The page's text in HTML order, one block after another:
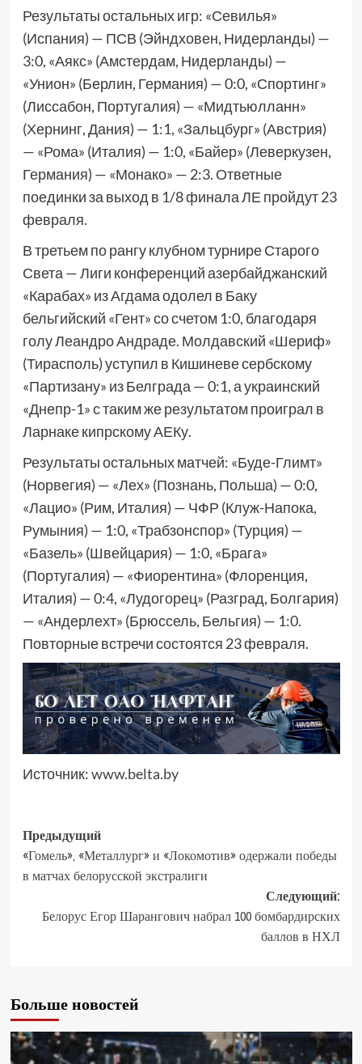
Результаты остальных игр: «Севилья»
(Испания) — ПСВ (Эйндховен, Нидерланды) —
3:0, «Аякс» (Амстердам, Нидерланды) —
«Унион» (Берлин, Германия) — 0:0, «Спортинг»
(Лиссабон, Португалия) — «Мидтьюлланн»
(Хернинг, Дания) — 1:1, «Зальцбург» (Австрия)
— «Рома» (Италия) — 1:0, «Байер» (Леверкузен,
Германия) — «Монако» — 2:3. Ответные
поединки за выход в 1/8 финала ЛЕ пройдут 23
февраля.
В третьем по рангу клубном турнире Старого
Света — Лиги конференций азербайджанский
«Карабах» из Агдама одолел в Баку
бельгийский «Гент» со счетом 1:0, благодаря
голу Леандро Андраде. Молдавский «Шериф»
(Тирасполь) уступил в Кишиневе сербскому
«Партизану» из Белграда — 0:1, а украинский
«Днепр-1» с таким же результатом проиграл в
Ларнаке кипрскому АЕКу.
Результаты остальных матчей: «Буде-Глимт»
(Норвегия) — «Лех» (Познань, Польша) — 0:0,
«Лацио» (Рим, Италия) — ЧФР (Клуж-Напока,
Румыния) — 1:0, «Трабзонспор» (Турция) —
«Базель» (Швейцария) — 1:0, «Брага»
(Португалия) — «Фиорентина» (Флоренция,
Италия) — 0:4, «Лудогорец» (Разград, Болгария)
— «Андерлехт» (Брюссель, Бельгия) — 1:0.
Повторные встречи состоятся 23 февраля.
Источник:www.belta.by
Предыдущий
«Гомель», «Металлург» и «Локомотив» одержали победы
в матчах белорусской экстралиги
Следующий:
Белорус Егор Шарангович набрал 100 бомбардирских
баллов в НХЛ
Больше новостей